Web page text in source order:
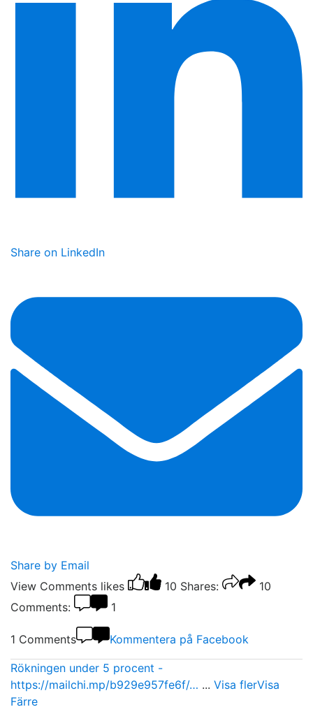
Share on LinkedIn
Share by Email
View Comments likes 10 Shares:
10
Comments:
1
1 Comments Kommentera på Facebook
Rökningen under 5 procent -
https://mailchi.mp/b929e957fe6f/… ... Visa flerVisa
Färre